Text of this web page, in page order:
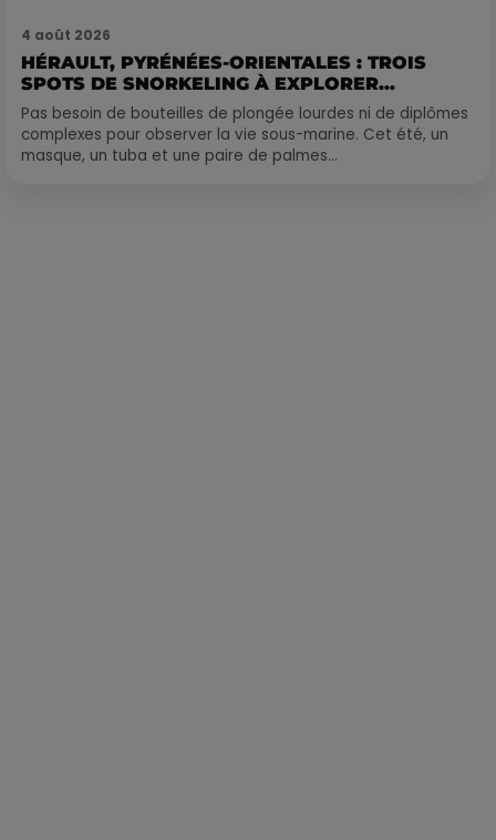
4 août 2026
HÉRAULT, PYRÉNÉES-ORIENTALES : TROIS
SPOTS DE SNORKELING À EXPLORER...
Pas besoin de bouteilles de plongée lourdes ni de diplômes
complexes pour observer la vie sous-marine. Cet été, un
masque, un tuba et une paire de palmes...